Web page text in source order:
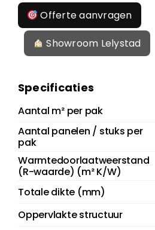
Offerte aanvragen
Showroom Lelystad
Specificaties
Aantal m² per pak
Aantal panelen / stuks per
pak
Warmtedoorlaatweerstand
(R-waarde) (m² K/W)
Totale dikte (mm)
Oppervlakte structuur